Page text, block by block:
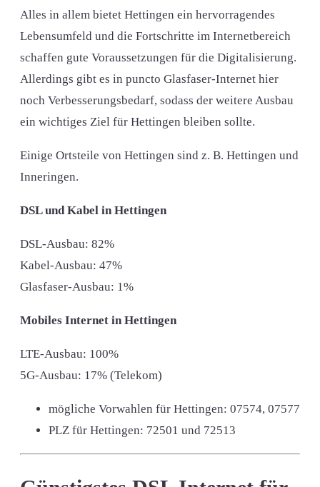
Alles in allem bietet Hettingen ein hervorragendes
Lebensumfeld und die Fortschritte im Internetbereich
schaffen gute Voraussetzungen für die Digitalisierung.
Allerdings gibt es in puncto Glasfaser-Internet hier
noch Verbesserungsbedarf, sodass der weitere Ausbau
ein wichtiges Ziel für Hettingen bleiben sollte.
Einige Ortsteile von Hettingen sind z. B. Hettingen und
Inneringen.
DSL und Kabel in Hettingen
DSL-Ausbau: 82%
Kabel-Ausbau: 47%
Glasfaser-Ausbau: 1%
Mobiles Internet in Hettingen
LTE-Ausbau: 100%
5G-Ausbau: 17% (Telekom)
mögliche Vorwahlen für Hettingen: 07574, 07577
PLZ für Hettingen: 72501 und 72513